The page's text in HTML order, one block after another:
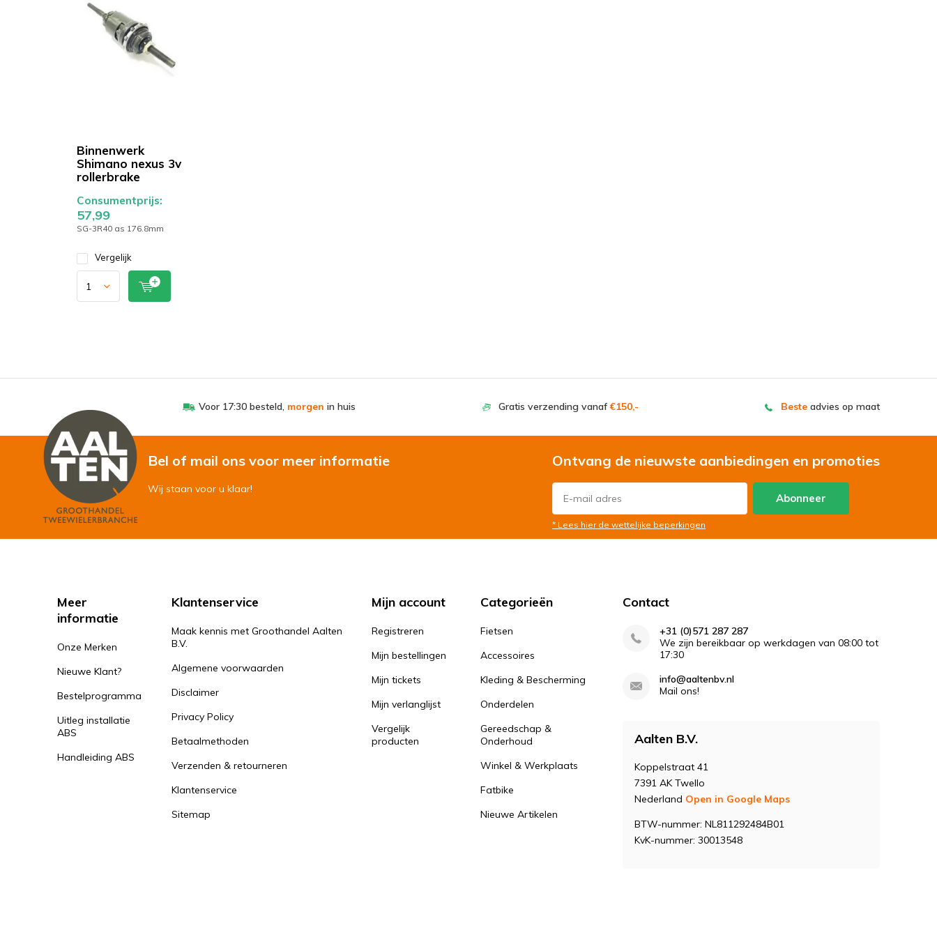
Binnenwerk
Shimano nexus 3v
rollerbrake
Consumentprijs:
57,99
SG-3R40 as 176.8mm
Vergelijk
Voor 17:30 besteld, morgen in huis Gratis verzending vanaf€150,- Beste advies op maat
Bel of mail ons voor meer informatie
Wij staan voor u klaar!
Ontvang de nieuwste aanbiedingen en promoties
Abonneer
* Lees hier de wettelijke beperkingen
Meer
informatie
Onze Merken
Nieuwe Klant?
Bestelprogramma
Uitleg installatie
ABS
Handleiding ABS
Klantenservice
Maak kennis met Groothandel Aalten
B.V.
Algemene voorwaarden
Disclaimer
Privacy Policy
Betaalmethoden
Verzenden & retourneren
Klantenservice
Sitemap
Mijn account
Registreren
Mijn bestellingen
Mijn tickets
Mijn verlanglijst
Vergelijk
producten
Categorieën
Fietsen
Accessoires
Kleding & Bescherming
Onderdelen
Gereedschap &
Onderhoud
Winkel & Werkplaats
Fatbike
Nieuwe Artikelen
Contact
+31 (0)571 287 287
We zijn bereikbaar op werkdagen van 08:00 tot
17:30
info@aaltenbv.nl
Mail ons!
Aalten B.V.
Koppelstraat 41
7391 AK Twello
Nederland Open in Google Maps
BTW-nummer: NL811292484B01
KvK-nummer: 30013548